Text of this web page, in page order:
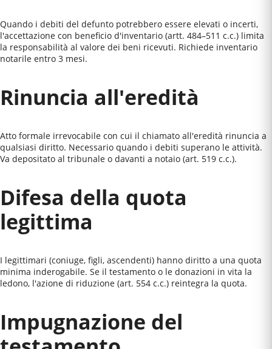
Quando i debiti del defunto potrebbero essere elevati o incerti,
l'accettazione con beneficio d'inventario (artt. 484–511 c.c.) limita
la responsabilità al valore dei beni ricevuti. Richiede inventario
notarile entro 3 mesi.
Rinuncia all'eredità
Atto formale irrevocabile con cui il chiamato all'eredità rinuncia a
qualsiasi diritto. Necessario quando i debiti superano le attività.
Va depositato al tribunale o davanti a notaio (art. 519 c.c.).
Difesa della quota
legittima
I legittimari (coniuge, figli, ascendenti) hanno diritto a una quota
minima inderogabile. Se il testamento o le donazioni in vita la
ledono, l'azione di riduzione (art. 554 c.c.) reintegra la quota.
Impugnazione del